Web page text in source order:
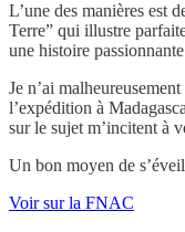
L’une des manières est
Terre” qui illustre
une histoire
Je n’ai
l’expédition à
sur le sujet m’incitent à
Un bon moyen de
Voir sur la FNAC